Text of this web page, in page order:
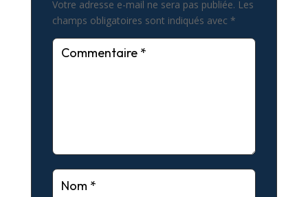
Votre adresse e-mail ne sera pas publiée. Les
champs obligatoires sont indiqués avec *